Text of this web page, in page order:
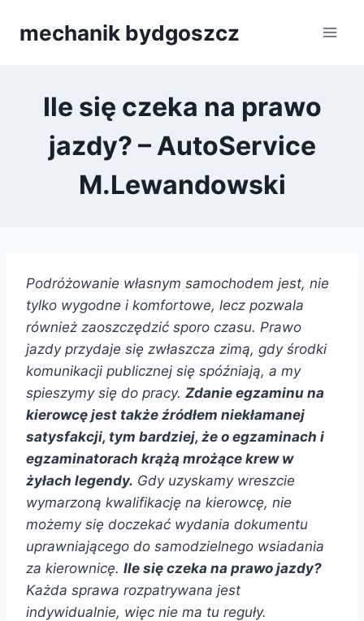
mechanik bydgoszcz
Ile się czeka na prawo
jazdy? – AutoService
M.Lewandowski
Podróżowanie własnym samochodem jest, nie
tylko wygodne i komfortowe, lecz pozwala
również zaoszczędzić sporo czasu. Prawo
jazdy przydaje się zwłaszcza zimą, gdy środki
komunikacji publicznej się spóźniają, a my
spieszymy się do pracy. Zdanie egzaminu na
kierowcę jest także źródłem niekłamanej
satysfakcji, tym bardziej, że o egzaminach i
egzaminatorach krążą mrożące krew w
żyłach legendy. Gdy uzyskamy wreszcie
wymarzoną kwalifikację na kierowcę, nie
możemy się doczekać wydania dokumentu
uprawniającego do samodzielnego wsiadania
za kierownicę. Ile się czeka na prawo jazdy?
Każda sprawa rozpatrywana jest
indywidualnie, więc nie ma tu reguły.